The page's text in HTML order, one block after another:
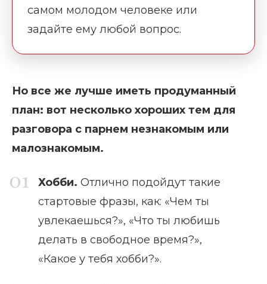
самом молодом человеке или
задайте ему любой вопрос.
Но все же лучше иметь продуманный
план: вот несколько хороших тем для
разговора с парнем незнакомым или
малознакомым.
Хобби. Отлично подойдут такие
стартовые фразы, как: «Чем ты
увлекаешься?», «Что ты любишь
делать в свободное время?»,
«Какое у тебя хобби?».